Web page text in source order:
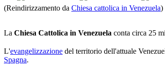
(Reindirizzamento da Chiesa cattolica in Venezuela)
La Chiesa Cattolica in Venezuela conta circa 25
L'evangelizzazione del territorio dell'attuale
Spagna.